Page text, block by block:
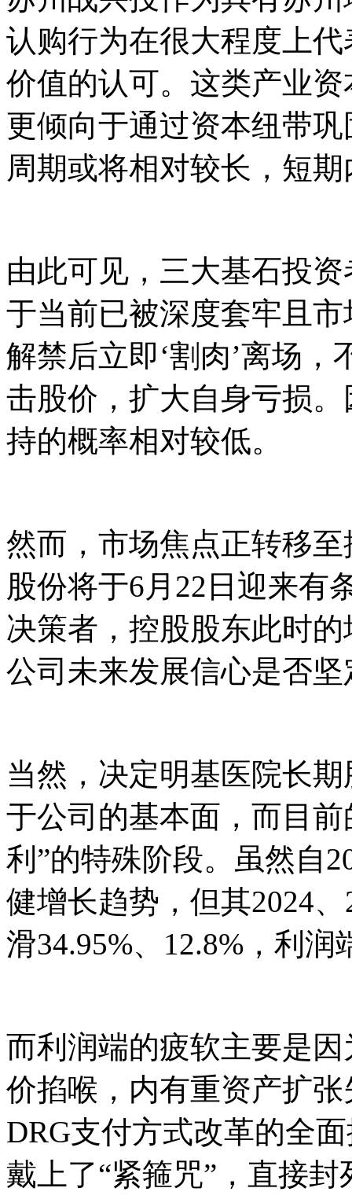
认购行为在很大程度上
价值的认可。这类产业
更倾向于通过资本纽带
周期或将相对较长，短
由此可见，三大基石投
于当前已被深度套牢且
解禁后立即‘割肉’离场
击股价，扩大自身亏损
持的概率相对较低。
然而，市场焦点正转移
股份将于6月22日迎来有
决策者，控股股东此时
公司未来发展信心是否
当然，决定明基医院长
于公司的基本面，而目
利”的特殊阶段。虽然自
健增长趋势，但其2024
滑34.95%、12.8%，利
而利润端的疲软主要是
价掐喉，内有重资产扩
DRG支付方式改革的全
戴上了“紧箍咒”，直接